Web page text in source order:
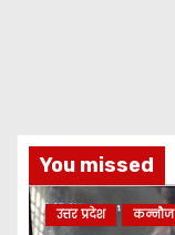
You missed
उत्तर प्रदेश कन्नौज